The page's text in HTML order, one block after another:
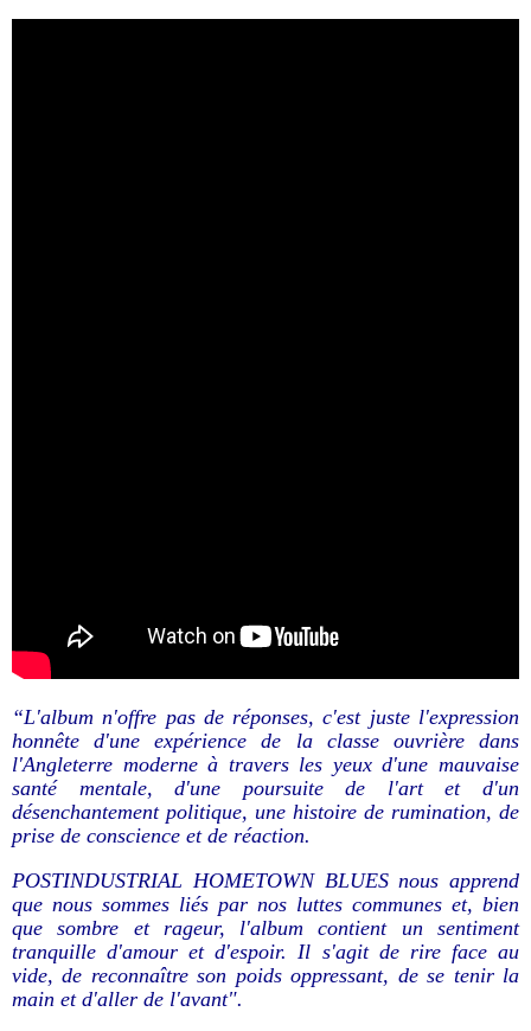
“L'album n'offre pas de réponses, c'est juste l'expression
honnête d'une expérience de la classe ouvrière dans
l'Angleterre moderne à travers les yeux d'une mauvaise
santé mentale, d'une poursuite de l'art et d'un
désenchantement politique, une histoire de rumination, de
prise de conscience et de réaction.
POSTINDUSTRIAL HOMETOWN BLUES nous apprend
que nous sommes liés par nos luttes communes et, bien
que sombre et rageur, l'album contient un sentiment
tranquille d'amour et d'espoir. Il s'agit de rire face au
vide, de reconnaître son poids oppressant, de se tenir la
main et d'aller de l'avant".